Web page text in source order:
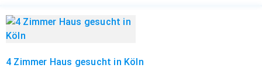
4 Zimmer Haus gesucht in Köln